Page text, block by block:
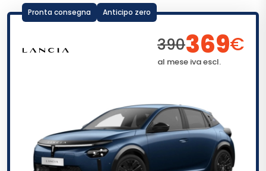
390369€
al mese iva escl.
Pronta consegna Anticipo zero